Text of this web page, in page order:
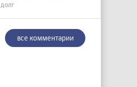
долг
все комментарии